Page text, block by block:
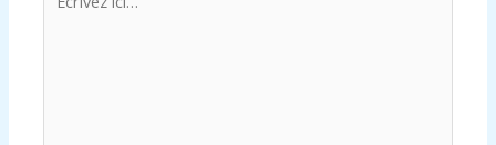
ici…